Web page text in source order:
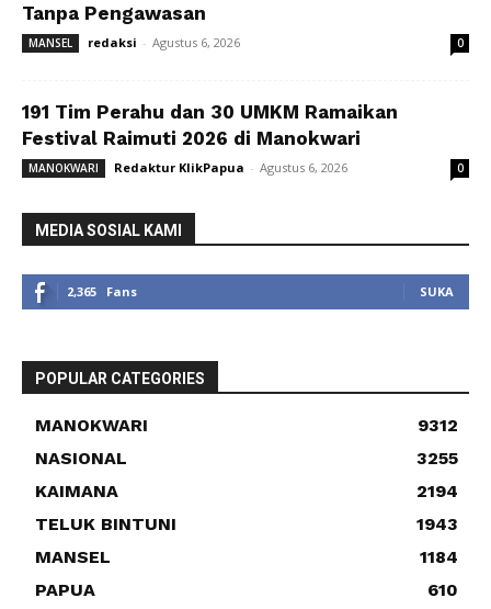
Tanpa Pengawasan
MANSEL redaksi - Agustus 6, 2026 0
191 Tim Perahu dan 30 UMKM Ramaikan
Festival Raimuti 2026 di Manokwari
MANOKWARI Redaktur KlikPapua - Agustus 6, 2026 0
MEDIA SOSIAL KAMI
2,365 Fans SUKA
POPULAR CATEGORIES
MANOKWARI
9312
NASIONAL
3255
KAIMANA
2194
TELUK BINTUNI
1943
MANSEL
1184
PAPUA
610